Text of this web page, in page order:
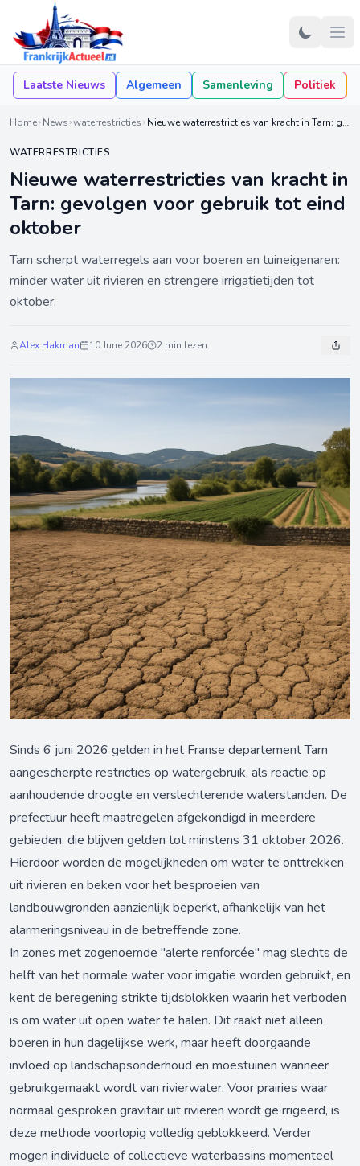
Laatste Nieuws Algemeen Samenleving Politiek
Home News waterrestricties Nieuwe waterrestricties van kracht in Tarn: gevolgen voor gebruik tot eind oktober
WATERRESTRICTIES
Nieuwe waterrestricties van kracht in
Tarn: gevolgen voor gebruik tot eind
oktober
Tarn scherpt waterregels aan voor boeren en tuineigenaren:
minder water uit rivieren en strengere irrigatietijden tot
oktober.
Alex Hakman 10 June 2026 2 min lezen
Sinds 6 juni 2026 gelden in het Franse departement Tarn
aangescherpte restricties op watergebruik, als reactie op
aanhoudende droogte en verslechterende waterstanden. De
prefectuur heeft maatregelen afgekondigd in meerdere
gebieden, die blijven gelden tot minstens 31 oktober 2026.
Hierdoor worden de mogelijkheden om water te onttrekken
uit rivieren en beken voor het besproeien van
landbouwgronden aanzienlijk beperkt, afhankelijk van het
alarmeringsniveau in de betreffende zone.
In zones met zogenoemde "alerte renforcée" mag slechts de
helft van het normale water voor irrigatie worden gebruikt, en
kent de beregening strikte tijdsblokken waarin het verboden
is om water uit open water te halen. Dit raakt niet alleen
boeren in hun dagelijkse werk, maar heeft doorgaande
invloed op landschapsonderhoud en moestuinen wanneer
gebruikgemaakt wordt van rivierwater. Voor prairies waar
normaal gesproken gravitair uit rivieren wordt geïrrigeerd, is
deze methode voorlopig volledig geblokkeerd. Verder
mogen individuele of collectieve waterbassins momenteel